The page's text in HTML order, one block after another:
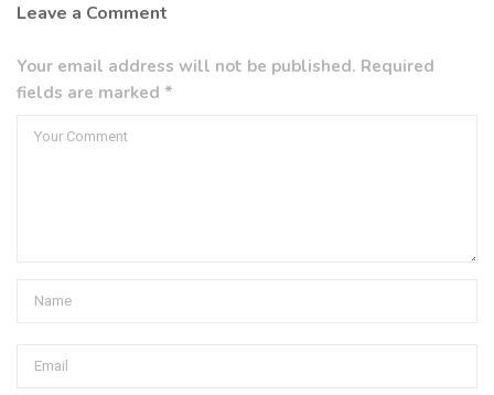
Leave a Comment
Your email address will not be published. Required
fields are marked *